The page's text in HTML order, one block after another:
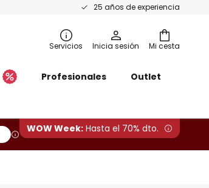
25 años de experiencia
Mi cesta
Servicios Inicia sesión
Profesionales Outlet
WOW Week: Hasta el 70% dto.